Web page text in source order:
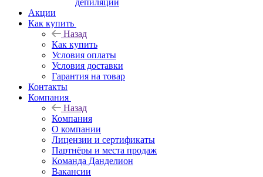
депиляции
Акции
Как купить
Назад
Как купить
Условия оплаты
Условия доставки
Гарантия на товар
Контакты
Компания
Назад
Компания
О компании
Лицензии и сертификаты
Партнёры и места продаж
Команда Данделион
Вакансии